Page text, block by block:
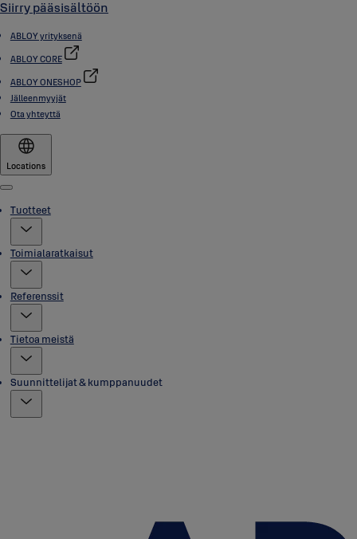
Siirry pääsisältöön
ABLOY yrityksenä
ABLOY CORE
ABLOY ONESHOP
Jälleenmyyjät
Ota yhteyttä
Locations
Menu
Tuotteet
Toimialaratkaisut
Referenssit
Tietoa meistä
Suunnittelijat & kumppanuudet